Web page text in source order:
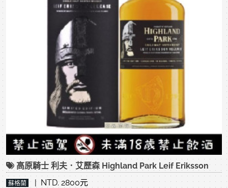
高原騎士 利夫．艾歷森 Highland Park Leif Eriksson
蘇格蘭 | NTD. 2800元